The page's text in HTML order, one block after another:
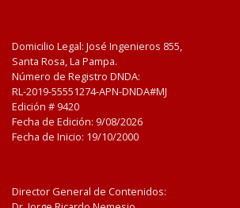
Domicilio Legal: José Ingenieros 855,
Santa Rosa, La Pampa.
Número de Registro DNDA:
RL-2019-55551274-APN-DNDA#MJ
Edición # 9420
Fecha de Edición: 9/08/2026
Fecha de Inicio: 19/10/2000
Director General de Contenidos: